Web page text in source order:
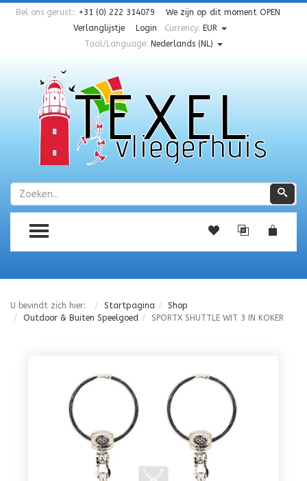
Bel ons gerust:: +31 (0) 222 314079 We zijn op dit moment OPEN
Verlanglijstje
Login Currency: EUR
Taal/Language: Nederlands (NL)
Zoeken
TOGGLE MENU
U bevindt zich hier: Startpagina
Shop
Outdoor & Buiten Speelgoed
SPORTX SHUTTLE WIT 3 IN KOKER